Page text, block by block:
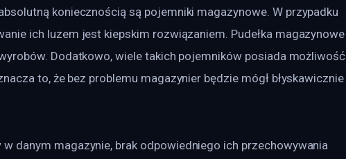
koniecznością są pojemniki magazynowe. W przypadku
ich luzem jest kiepskim rozwiązaniem. Pudełka magazynowe
Dodatkowo, wiele takich pojemników posiada możliwość
to, że bez problemu magazynier będzie mógł błyskawicznie
danym magazynie, brak odpowiedniego ich przechowywania